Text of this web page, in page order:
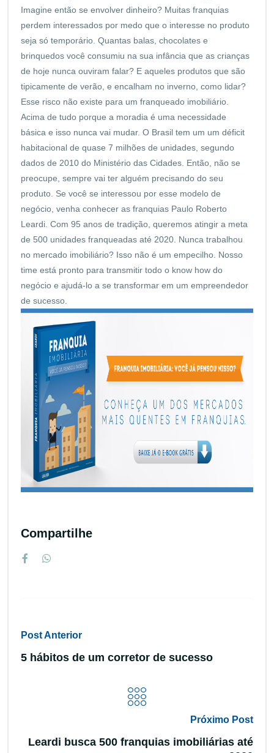
Imagine então se envolver dinheiro? Muitas franquias
perdem interessados por medo que o interesse no produto
seja só temporário. Quantas balas, chocolates e
brinquedos você consumiu na sua infância que as crianças
de hoje nunca ouviram falar? E aqueles produtos que são
tipicamente de verão, e encalham no inverno, como lidar?
Esse risco não existe para um franqueado imobiliário.
Acima de tudo porque a moradia é uma necessidade
básica e isso nunca vai mudar. O Brasil tem um um déficit
habitacional de quase 7 milhões de unidades, segundo
dados de 2010 do Ministério das Cidades. Então, não se
preocupe, sempre vai ter alguém precisando do seu
produto. Se você se interessou por esse modelo de
negócio, venha conhecer as franquias Paulo Roberto
Leardi. Com 95 anos de tradição, queremos atingir a meta
de 500 unidades franqueadas até 2020. Nunca trabalhou
no mercado imobiliário? Isso não é um empecilho. Nosso
time está pronto para transmitir todo o know how do
negócio e ajudá-lo a se transformar em um empreendedor
de sucesso.
Compartilhe
Post Anterior
5 hábitos de um corretor de sucesso
Próximo Post
Leardi busca 500 franquias imobiliárias até